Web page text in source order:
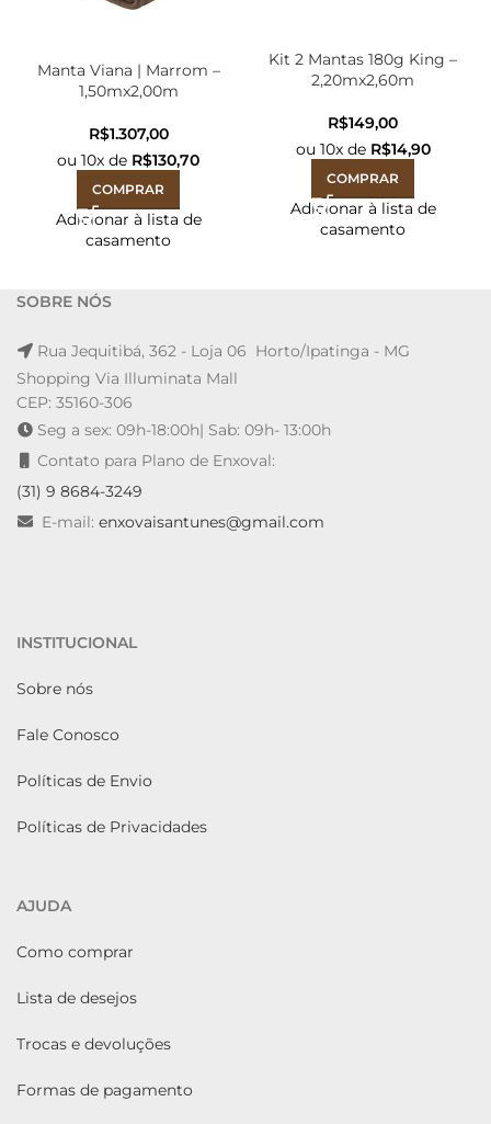
Manta Viana | Marrom –
1,50mx2,00m
R$
ou 10x de R$130,70
COMPRAR
Adicionar à lista de
casamento
Kit 2 Mantas 180g King –
2,20mx2,60m
R$
ou 10x de R$14,90
COMPRAR
Adicionar à lista de
casamento
SOBRE NÓS
Rua Jequitibá, 362 - Loja 06 Horto/Ipatinga - MG
Shopping Via Illuminata Mall
CEP: 35160-306
Seg a sex: 09h-18:00h| Sab: 09h- 13:00h
Contato para Plano de Enxoval:
(31) 9 8684-3249
E-mail: enxovaisantunes@gmail.com
INSTITUCIONAL
Sobre nós
Fale Conosco
Políticas de Envio
Políticas de Privacidades
AJUDA
Como comprar
Lista de desejos
Trocas e devoluções
Formas de pagamento